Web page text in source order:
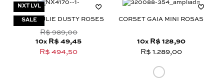
NXT LVL
CALÇA JULIE DUSTY ROSES
R$ 989,00
10x R$ 49,45
R$ 494,50
CORSET GAIA MINI ROSAS
10x R$ 128,90
R$ 1.289,00